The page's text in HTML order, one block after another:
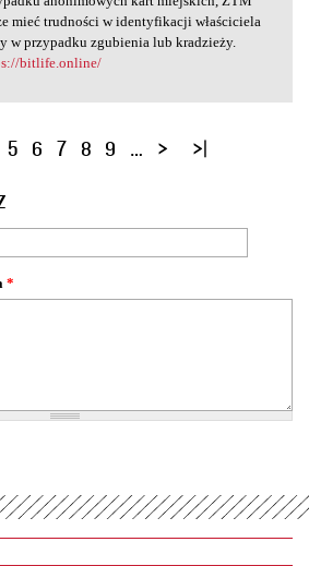
mieć trudności w identyfikacji właściciela
w przypadku zgubienia lub kradzieży.
bitlife.online/
5 6 7 8 9 …
*